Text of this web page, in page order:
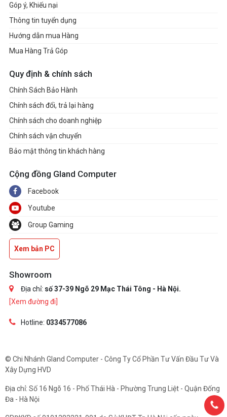
Góp ý, Khiếu nại
Thông tin tuyển dụng
Hướng dẫn mua Hàng
Mua Hàng Trả Góp
Quy định & chính sách
Chính Sách Bảo Hành
Chính sách đổi, trả lại hàng
Chính sách cho doanh nghiệp
Chính sách vận chuyển
Bảo mật thông tin khách hàng
Cộng đồng Gland Computer
Facebook
Youtube
Group Gaming
Xem bản PC
Showroom
Địa chỉ: số 37-39 Ngõ 29 Mạc Thái Tông - Hà Nội.
[Xem đường đi]
Hotline: 0334577086
© Chi Nhánh Gland Computer - Công Ty Cổ Phần Tư Vấn Đầu Tư Và
Xây Dựng HVD
Địa chỉ: Số 16 Ngõ 16 - Phố Thái Hà - Phường Trung Liệt - Quận Đống
Đa - Hà Nội